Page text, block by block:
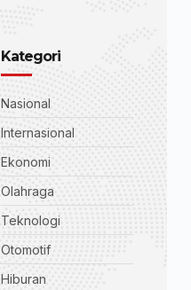
Kategori
Nasional
Internasional
Ekonomi
Olahraga
Teknologi
Otomotif
Hiburan